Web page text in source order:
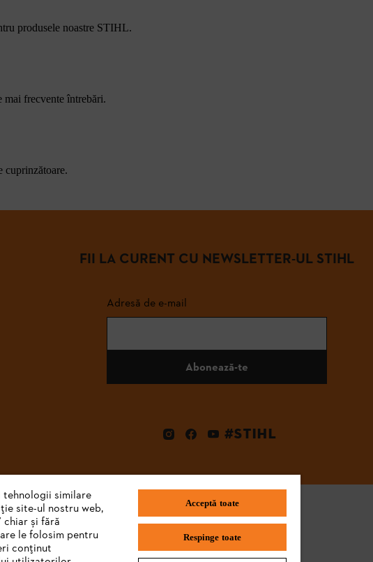
produsele noastre STIHL.
mai frecvente întrebări.
cuprinzătoare.
FII LA CURENT CU NEWSLETTER-UL STIHL
Adresă de e-mail
Abonează-te
#STIHL
tehnologii similare
site-ul nostru web,
chiar și fără
le folosim pentru
conținut
Acceptă toate
Respinge toate